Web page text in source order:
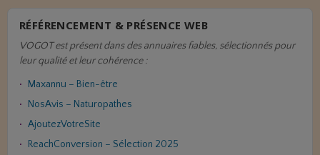
RÉFÉRENCEMENT & PRÉSENCE WEB
VOGOT est présent dans des annuaires fiables, sélectionnés pour
leur qualité et leur cohérence :
Maxannu – Bien-être
NosAvis – Naturopathes
AjoutezVotreSite
ReachConversion – Sélection 2025